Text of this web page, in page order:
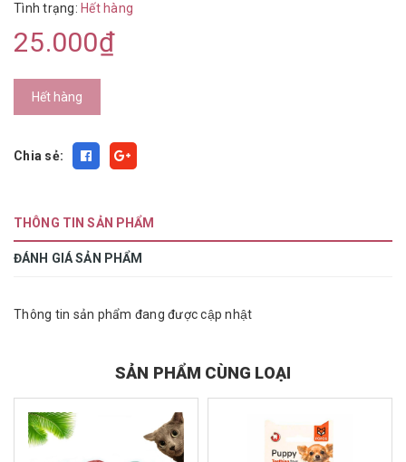
Tình trạng: Hết hàng
25.000₫
Hết hàng
Chia sẻ:
THÔNG TIN SẢN PHẨM
ĐÁNH GIÁ SẢN PHẨM
Thông tin sản phẩm đang được cập nhật
SẢN PHẨM CÙNG LOẠI